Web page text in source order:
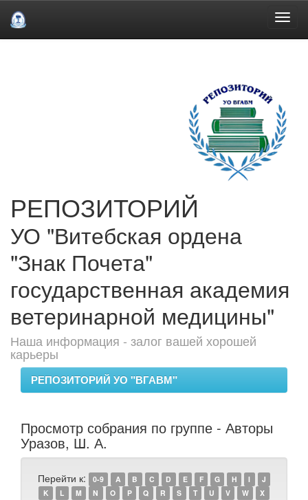
РЕПОЗИТОРИЙ
УО "Витебская ордена
"Знак Почета"
государственная академия
ветеринарной медицины"
Наша информация - залог вашей хорошей
карьеры
РЕПОЗИТОРИЙ УО "ВГАВМ"
Просмотр собрания по группе - Авторы
Уразов, Ш. А.
Перейти к: 0-9 A B C D E F G H I
J
K
L M N O P Q R S T U V W
X